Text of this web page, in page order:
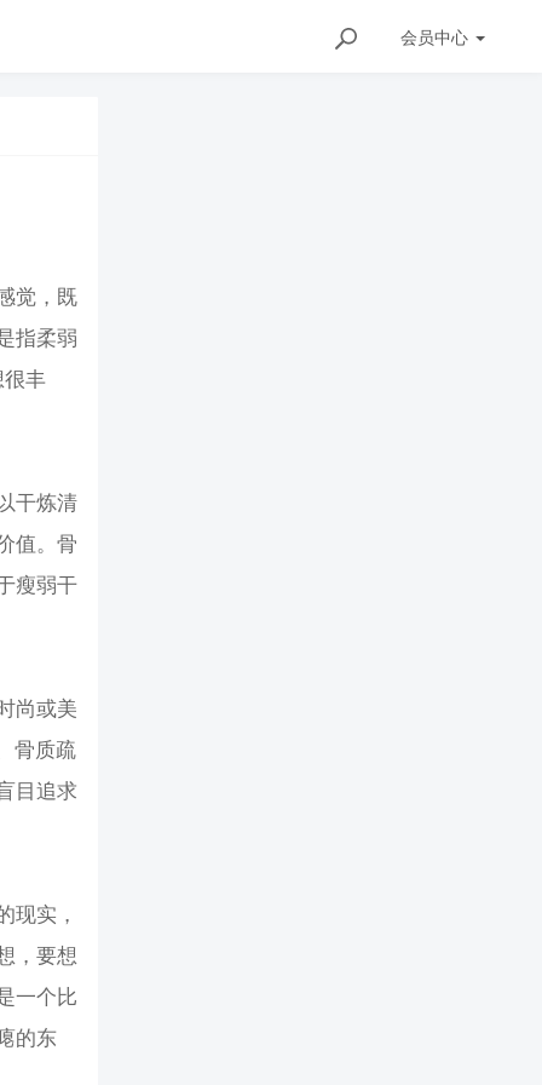
会员中心
觉，既
指柔弱
很丰
干炼清
值。骨
瘦弱干
尚或美
骨质疏
目追求
现实，
，要想
一个比
的东